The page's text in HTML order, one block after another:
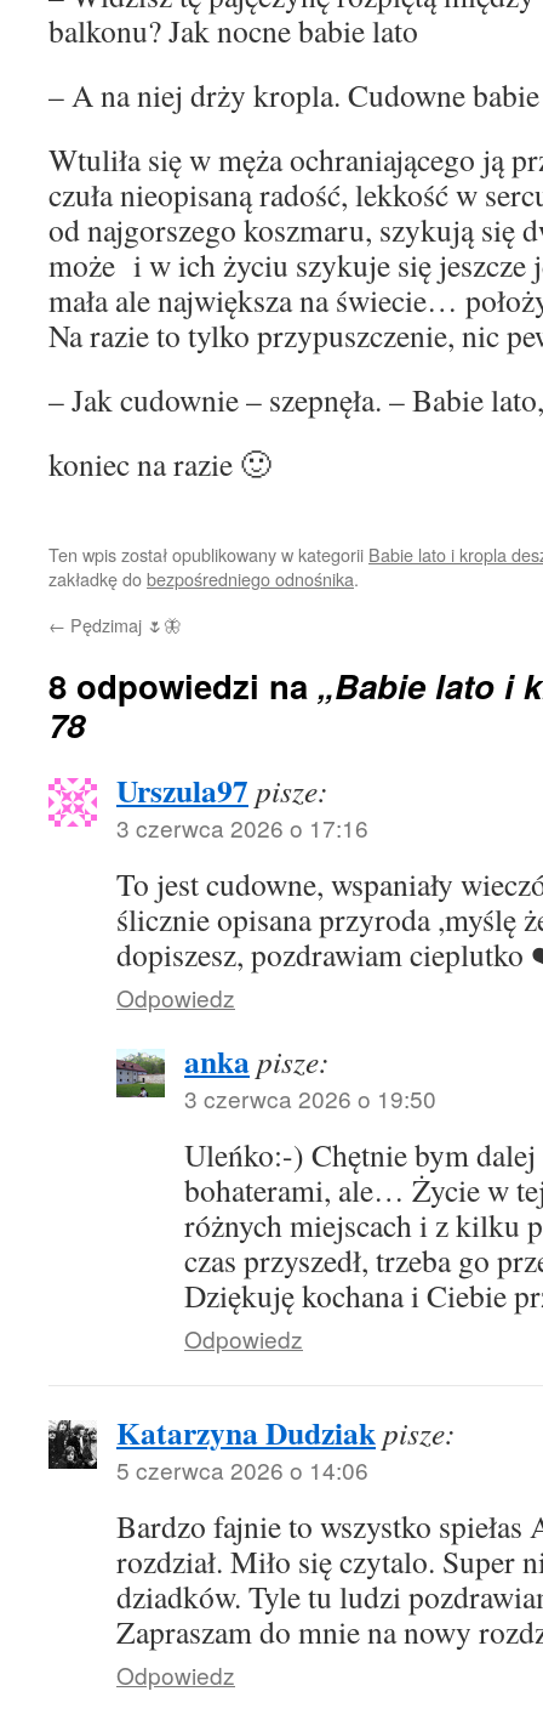
balkonu? Jak nocne babie lato
– A na niej drży kropla. Cudowne
Wtuliła się w męża ochraniającego ją
czuła nieopisaną radość, lekkość w
od najgorszego koszmaru, szykują
może i w ich życiu szykuje się jeszcze
mała ale największa na świecie…
Na razie to tylko przypuszczenie, nic
– Jak cudownie – szepnęła. – Babie
koniec na razie 🙂
Ten wpis został opublikowany w kategorii Babie lato i kropla
zakładkę dobezpośredniego odnośnika.
← Pędzimaj 🌷🦋
8 odpowiedzi na „Babie lato i
78
Urszula97 pisze:
3 czerwca 2026 o 17:16
To jest cudowne, wspaniały
ślicznie opisana przyroda ,myślę
dopiszesz, pozdrawiam
Odpowiedz
ankapisze:
3 czerwca 2026 o 19:50
Uleńko:-) Chętnie bym dalej
bohaterami, ale… Życie w
różnych miejscach i z kilku
czas przyszedł, trzeba go
Dziękuję kochana i Ciebie
Odpowiedz
Katarzyna Dudziakpisze:
5 czerwca 2026 o 14:06
Bardzo fajnie to wszystko spiełas
rozdział. Miło się czytalo. Super
dziadków. Tyle tu ludzi
Zapraszam do mnie na nowy
Odpowiedz